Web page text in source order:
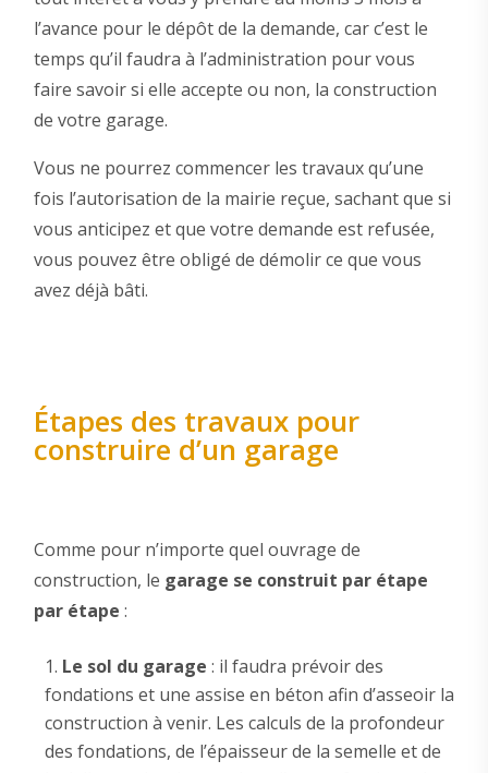
l’avance pour le dépôt de la demande, car c’est le
temps qu’il faudra à l’administration pour vous
faire savoir si elle accepte ou non, la construction
de votre garage.
Vous ne pourrez commencer les travaux qu’une
fois l’autorisation de la mairie reçue, sachant que si
vous anticipez et que votre demande est refusée,
vous pouvez être obligé de démolir ce que vous
avez déjà bâti.
Étapes des travaux pour
construire d’un garage
Comme pour n’importe quel ouvrage de
construction, le garage se construit par étape
par étape :
Le sol du garage : il faudra prévoir des
fondations et une assise en béton afin d’asseoir la
construction à venir. Les calculs de la profondeur
des fondations, de l’épaisseur de la semelle et de